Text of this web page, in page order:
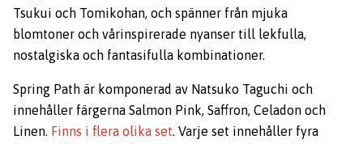
Tsukui och Tomikohan, och spänner från mjuka
blomtoner och vårinspirerade nyanser till lekfulla,
nostalgiska och fantasifulla kombinationer.
Spring Path är komponerad av Natsuko Taguchi och
innehåller färgerna Salmon Pink, Saffron, Celadon och
Linen. Finns i flera olika set. Varje set innehåller fyra